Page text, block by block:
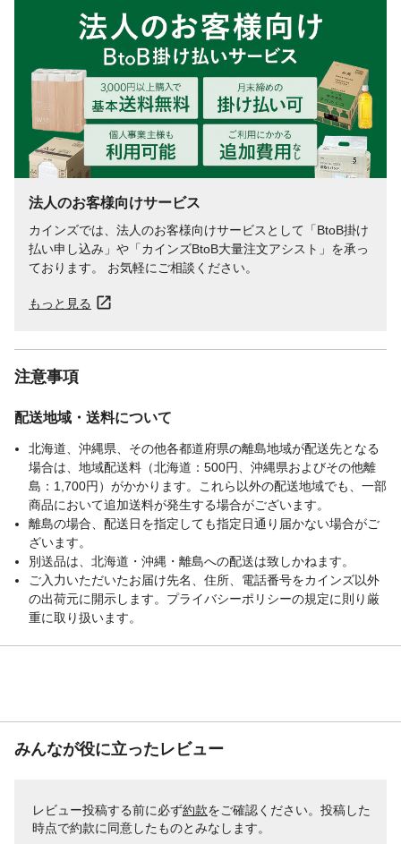
法人のお客様向けサービス
カインズでは、法人のお客様向けサービスとして「BtoB掛け
払い申し込み」や「カインズBtoB大量注文アシスト」を承っ
ております。 お気軽にご相談ください。
もっと見る
注意事項
配送地域・送料について
北海道、沖縄県、その他各都道府県の離島地域が配送先となる
場合は、地域配送料（北海道：500円、沖縄県およびその他離
島：1,700円）がかかります。これら以外の配送地域でも、一部
商品において追加送料が発生する場合がございます。
離島の場合、配送日を指定しても指定日通り届かない場合がご
ざいます。
別送品は、北海道・沖縄・離島への配送は致しかねます。
ご入力いただいたお届け先名、住所、電話番号をカインズ以外
の出荷元に開示します。プライバシーポリシーの規定に則り厳
重に取り扱います。
みんなが役に立ったレビュー
レビュー投稿する前に必ず約款をご確認ください。投稿した
時点で約款に同意したものとみなします。